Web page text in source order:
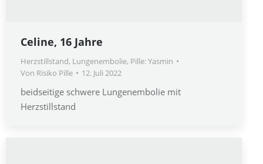
Celine, 16 Jahre
Herzstillstand, Lungenembolie, Pille: Yasmin
Von Risiko Pille 12. Juli 2022
beidseitige schwere Lungenembolie mit
Herzstillstand